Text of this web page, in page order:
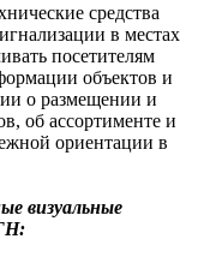
средства
в местах
посетителям
объектов и
о размещении и
об ассортименте и
ориентации в
визуальные